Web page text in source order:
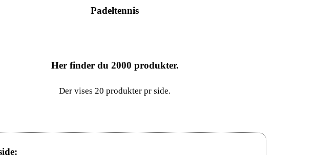
Padeltennis
Her finder du 2000 produkter.
Der vises 20 produkter pr side.